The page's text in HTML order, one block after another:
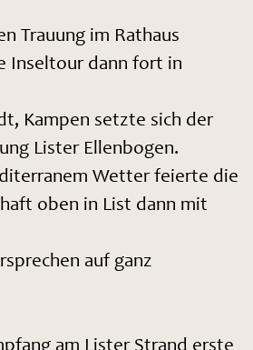
Trauung im Rathaus
Inseltour dann fort in
Kampen setzte sich der
Lister Ellenbogen.
Wetter feierte die
oben in List dann mit
auf ganz